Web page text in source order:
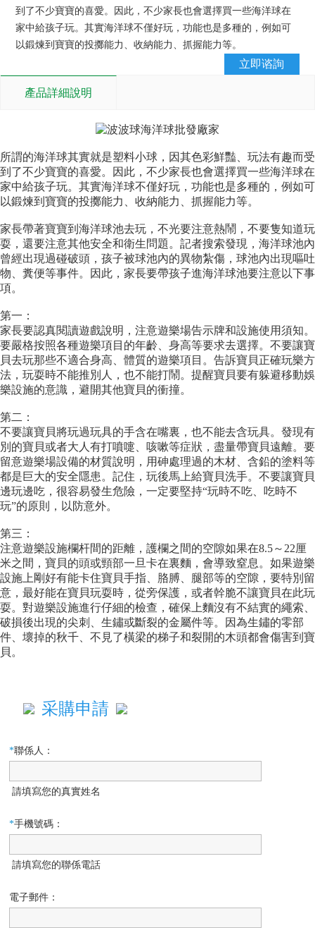
到了不少寶寶的喜愛。因此，不少家長也會選擇買一些海洋球在
家中給孩子玩。其實海洋球不僅好玩，功能也是多種的，例如可
以鍛煉到寶寶的投擲能力、收納能力、抓握能力等。
立即谘詢
產品詳細說明
所謂的海洋球其實就是塑料小球，因其色彩鮮豔、玩法有趣而受
到了不少寶寶的喜愛。因此，不少家長也會選擇買一些海洋球在
家中給孩子玩。其實海洋球不僅好玩，功能也是多種的，例如可
以鍛煉到寶寶的投擲能力、收納能力、抓握能力等。
家長帶著寶寶到海洋球池去玩，不光要注意熱鬧，不要隻知道玩
耍，還要注意其他安全和衛生問題。記者搜索發現，海洋球池內
曾經出現過碰破頭，孩子被球池內的異物紮傷，球池內出現嘔吐
物、糞便等事件。因此，家長要帶孩子進海洋球池要注意以下事
項。
第一：
家長要認真閱讀遊戲說明，注意遊樂場告示牌和設施使用須知。
要嚴格按照各種遊樂項目的年齡、身高等要求去選擇。不要讓寶
貝去玩那些不適合身高、體質的遊樂項目。告訴寶貝正確玩樂方
法，玩耍時不能推別人，也不能打鬧。提醒寶貝要有躲避移動娛
樂設施的意識，避開其他寶貝的衝撞。
第二：
不要讓寶貝將玩過玩具的手含在嘴裏，也不能去含玩具。發現有
別的寶貝或者大人有打噴嚏、咳嗽等症狀，盡量帶寶貝遠離。要
留意遊樂場設備的材質說明，用砷處理過的木材、含鉛的塗料等
都是巨大的安全隱患。記住，玩後馬上給寶貝洗手。不要讓寶貝
邊玩邊吃，很容易發生危險，一定要堅持“玩時不吃、吃時不
玩”的原則，以防意外。
第三：
注意遊樂設施欄杆間的距離，護欄之間的空隙如果在8.5～22厘
米之間，寶貝的頭或頸部一旦卡在裏麵，會導致窒息。如果遊樂
設施上剛好有能卡住寶貝手指、胳膊、腿部等的空隙，要特別留
意，最好能在寶貝玩耍時，從旁保護，或者幹脆不讓寶貝在此玩
耍。對遊樂設施進行仔細的檢查，確保上麵沒有不結實的繩索、
破損後出現的尖刺、生鏽或斷裂的金屬件等。因為生鏽的零部
件、壞掉的秋千、不見了橫梁的梯子和裂開的木頭都會傷害到寶
貝。
采購申請
*聯係人：
請填寫您的真實姓名
*手機號碼：
請填寫您的聯係電話
電子郵件：